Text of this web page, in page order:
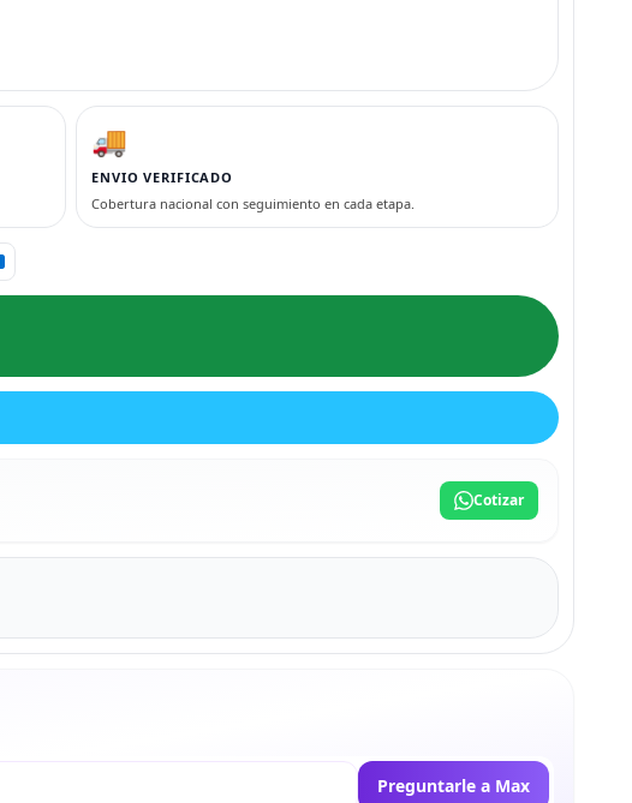
🚚
ENVIO VERIFICADO
Cobertura nacional con seguimiento en cada etapa.
Cotizar
Preguntarle a Max